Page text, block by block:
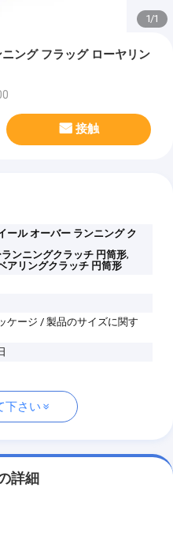
1/1
ング フラッグ ローヤリン
接触
ール オーバー ランニング ク
ンニングクラッチ 円筒形,
アリングクラッチ 円筒形
ケージ / 製品のサイズに関す
下さい
詳細